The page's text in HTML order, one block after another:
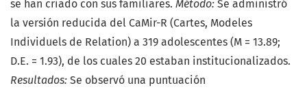
se han criado con sus familiares. Método: Se administró
la versión reducida del CaMir-R (Cartes, Modeles
Individuels de Relation) a 319 adolescentes (M = 13.89;
D.E. = 1.93), de los cuales 20 estaban institucionalizados.
Resultados: Se observó una puntuación